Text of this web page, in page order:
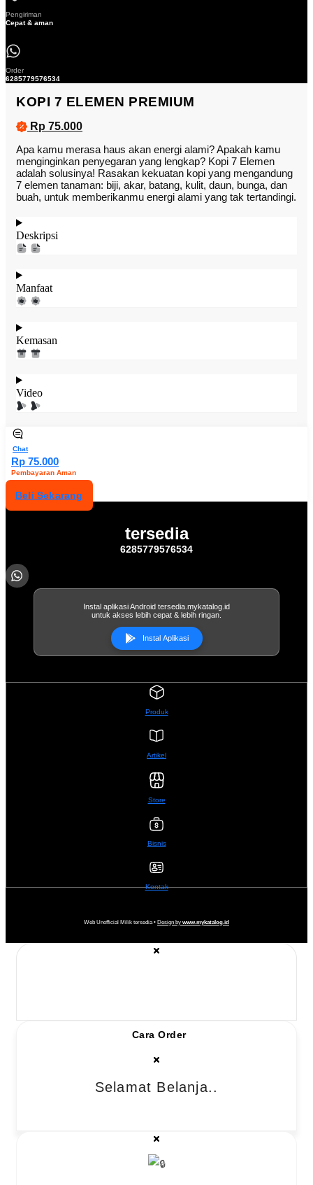
Pengiriman
Cepat & aman
Order
6285779576534
KOPI 7 ELEMEN PREMIUM
Rp 75.000
Apa kamu merasa haus akan energi alami? Apakah kamu
menginginkan penyegaran yang lengkap? Kopi 7 Elemen
adalah solusinya! Rasakan kekuatan kopi yang mengandung
7 elemen tanaman: biji, akar, batang, kulit, daun, bunga, dan
buah, untuk memberikanmu energi alami yang tak tertandingi.
Deskripsi
Manfaat
Kemasan
Video
Chat
Rp 75.000
Pembayaran Aman
Beli Sekarang
tersedia
6285779576534
Instal aplikasi Android tersedia.mykatalog.id
untuk akses lebih cepat & lebih ringan.
Instal Aplikasi
Produk
Artikel
Store
Bisnis
Kontak
Web Unofficial Milik tersedia • Design by www.mykatalog.id
Cara Order
Selamat Belanja..